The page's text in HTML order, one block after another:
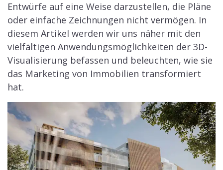
Entwürfe auf eine Weise darzustellen, die Pläne
oder einfache Zeichnungen nicht vermögen. In
diesem Artikel werden wir uns näher mit den
vielfältigen Anwendungsmöglichkeiten der 3D-
Visualisierung befassen und beleuchten, wie sie
das Marketing von Immobilien transformiert
hat.